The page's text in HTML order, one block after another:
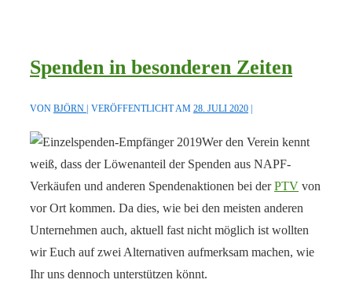
Spenden in besonderen Zeiten
VON BJÖRN VERÖFFENTLICHT AM 28. JULI 2020
Wer den Verein kennt
weiß, dass der Löwenanteil der Spenden aus NAPF-
Verkäufen und anderen Spendenaktionen bei derPTV von
vor Ort kommen. Da dies, wie bei den meisten anderen
Unternehmen auch, aktuell fast nicht möglich ist wollten
wir Euch auf zwei Alternativen aufmerksam machen, wie
Ihr uns dennoch unterstützen könnt.